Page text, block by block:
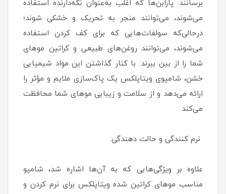
برسانند. پارابن‌ها که اغلب به‌عنوان نگه‌دارنده استفاده
می‌شوند، می‌توانند منجر به تحریک و خشکی شوند؛
درحالی‌که سولفات‌هایی که برای کف کردن استفاده
می‌شوند، می‌توانند روغن‌های طبیعی و کراتین موهای
شما را از بین ببرند. با کنار گذاشتن این مواد شیمیایی
خشن، شامپوی ویتاپلکس یک پاک‌سازی ملایم و مؤثر را
ارائه می‌دهد و از سلامت و زیبایی موهای شما محافظت
می‌کند.
نرم کنندگی و حالت دهندگی:
علاوه بر ویژگی‌هایی که به آن‌ها اشاره شد، شامپو
مناسب موهای کراتین شده ویتاپلکس برای نرم کردن و